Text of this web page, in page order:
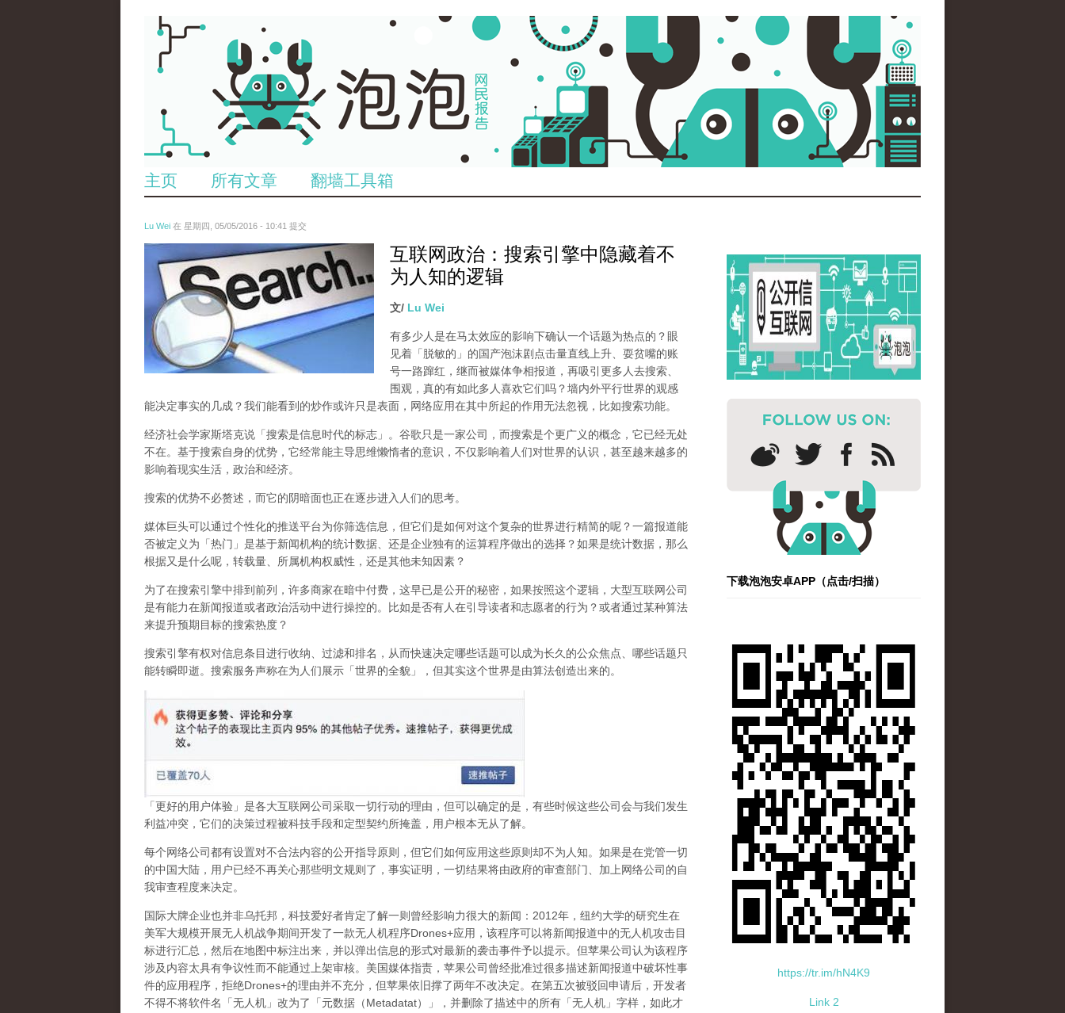
主页 所有文章 翻墙工具箱
Lu Wei 在 星期四, 05/05/2016 - 10:41 提交
wen_tou_tu_3.jpeg
互联网政治：搜索引擎中隐藏着不
为人知的逻辑
文/ Lu Wei
有多少人是在马太效应的影响下确认一个话题为热点的？眼
见着「脱敏的」的国产泡沫剧点击量直线上升、耍贫嘴的账
号一路蹿红，继而被媒体争相报道，再吸引更多人去搜索、
围观，真的有如此多人喜欢它们吗？墙内外平行世界的观感
能决定事实的几成？我们能看到的炒作或许只是表面，网络应用在其中所起的作用无法忽视，比如搜索功能。
经济社会学家斯塔克说「搜索是信息时代的标志」。谷歌只是一家公司，而搜索是个更广义的概念，它已经无处
不在。基于搜索自身的优势，它经常能主导思维懒惰者的意识，不仅影响着人们对世界的认识， 甚至越来越多的
影响着现实生活，政治和经济。
搜索的优势不必赘述，而它的阴暗面也正在逐步进入人们的思考。
媒体巨头可以通过个性化的推送平台为你筛选信息，但它们是如何对这个复杂的世界进行精简的呢？一篇报道能
否被定义为「热门」是基于新闻机构的统计数据、还是企业独有的运算程序做出的选择？如果是统计数据，那么
根据又是什么呢，转载量、所属机构权威性，还是其他未知因素？
为了在搜索引擎中排到前列，许多商家在暗中付费，这早已是公开的秘密，如果按照这个逻辑，大型互联网公司
是有能力在新闻报道或者政治活动中进行操控的。比如是否有人在引导读者和志愿者的行为？或者通过某种算法
来提升预期目标的搜索热度？
搜索引擎有权对信息条目进行收纳、过滤和排名，从而快速决定哪些话题可以成为长久的公众焦点、哪些话题只
能转瞬即逝。搜索服务声称在为人们展示「世界的全貌」，但其实这个世界是由算法创造出来的。
「更好的用户体验」是各大互联网公司采取一切行动的理由，但可以确定的是，有些时候这些公司会与我们发生
利益冲突，它们的决策过程被科技手段和定型契约所掩盖，用户根本无从了解。
每个网络公司都有设置对不合法内容的公开指导原则，但它们如何应用这些原则却不为人知。如果是在党管一切
的中国大陆，用户已经不再关心那些明文规则了，事实证明， 一切结果将由政府的审查部门、加上网络公司的自
我审查程度来决定。
国际大牌企业也并非乌托邦，科技爱好者肯定了解一则曾经影响力很大的新闻： 2012年，纽约大学的研究生在
美军大规模开展无人机战争期间开发了一款无人机程序Drones+应用，该程序可以将新闻报道中的无人机攻击目
标进行汇总，然后在地图中标注出来，并以弹出信息的形式对最新的袭击事件予以提示。但苹果公司认为该程序
涉及内容太具有争议性而不能通过上架审核。美国媒体指责，苹果公司曾经批准过很多描述新闻报道中破坏性事
件的应用程序，拒绝Drones+的理由并不充分，但苹果依旧撑了两年不改决定。在第五次被驳回申请后，开发者
不得不将软件名「无人机」改为了「元数据（Metadatat）」，并删除了描述中的所有「无人机」字样，如此才
下载泡泡安卓APP（点击/扫描）
https://tr.im/hN4K9
Link 2